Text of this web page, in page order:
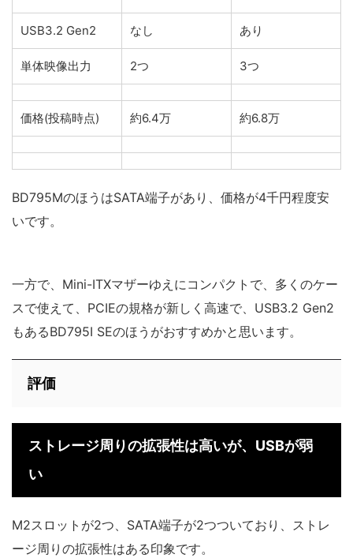
USB3.2 Gen2 なし あり
単体映像出力 2つ 3つ
価格(投稿時点) 約6.4万 約6.8万
BD795MのほうはSATA端子があり、価格が4千円程度安
いです。
一方で、Mini-ITXマザーゆえにコンパクトで、多くのケー
スで使えて、PCIEの規格が新しく高速で、USB3.2 Gen2
もあるBD795I SEのほうがおすすめかと思います。
評価
ストレージ周りの拡張性は高いが、USBが弱
い
M2スロットが2つ、SATA端子が2つついており、ストレ
ージ周りの拡張性はある印象です。